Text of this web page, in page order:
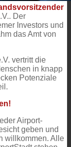
Der
Investors und
das Amt von
vertritt die
in knapp
Potenziale
Airport-
geben und
willkommen. Alle